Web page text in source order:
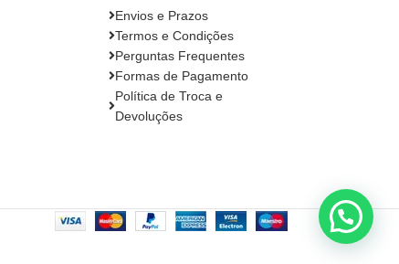
Envios e Prazos
Termos e Condições
Perguntas Frequentes
Formas de Pagamento
Política de Troca e
Devoluções